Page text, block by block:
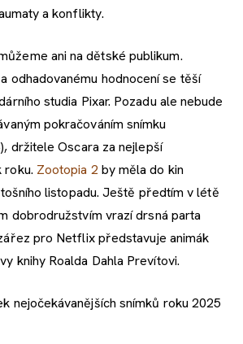
a konflikty.
ani na dětské publikum.
odhadovanému hodnocení se těší
studia Pixar. Pozadu ale nebude
pokračováním snímku
držitele Oscara za nejlepší
roku. Zootopia 2 by měla do kin
listopadu. Ještě předtím v létě
dobrodružstvím vrazí drsná parta
pro Netflix představuje animák
knihy Roalda Dahla Prevítovi.
nejočekávanějších snímků roku 2025